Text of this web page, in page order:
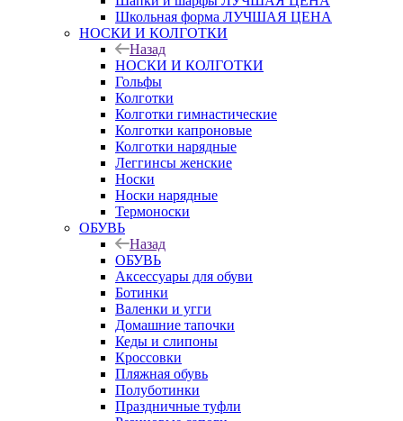
Школьная форма ЛУЧШАЯ ЦЕНА
НОСКИ И КОЛГОТКИ
Назад
НОСКИ И КОЛГОТКИ
Гольфы
Колготки
Колготки гимнастические
Колготки капроновые
Колготки нарядные
Леггинсы женские
Носки
Носки нарядные
Термоноски
ОБУВЬ
Назад
ОБУВЬ
Аксессуары для обуви
Ботинки
Валенки и угги
Домашние тапочки
Кеды и слипоны
Кроссовки
Пляжная обувь
Полуботинки
Праздничные туфли